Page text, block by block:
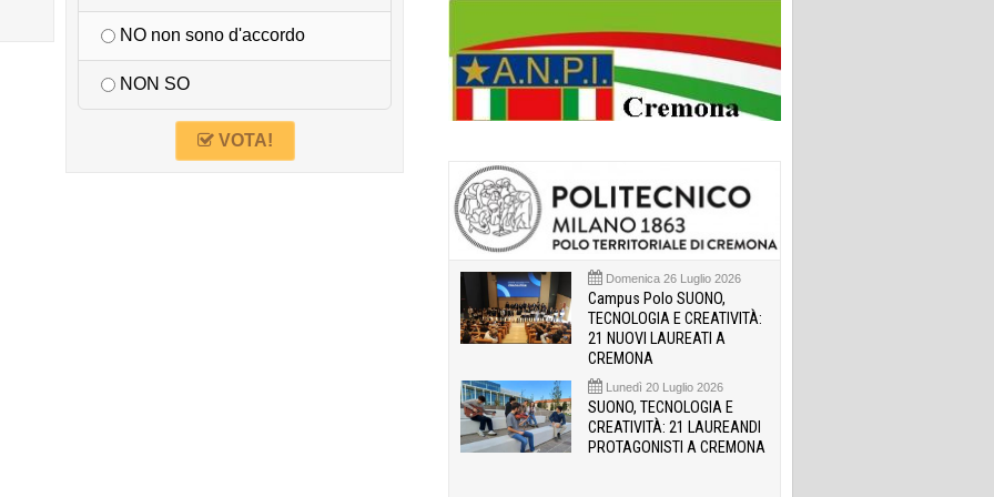
NO non sono d'accordo
NON SO
VOTA!
Domenica 26 Luglio 2026
Campus Polo SUONO,
TECNOLOGIA E CREATIVITÀ:
21 NUOVI LAUREATI A
CREMONA
Lunedì 20 Luglio 2026
SUONO, TECNOLOGIA E
CREATIVITÀ: 21 LAUREANDI
PROTAGONISTI A CREMONA